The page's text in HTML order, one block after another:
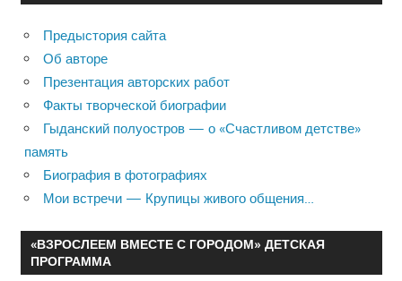
Предыстория сайта
Об авторе
Презентация авторских работ
Факты творческой биографии
Гыданский полуостров — о «Счастливом детстве»
память
Биография в фотографиях
Мои встречи — Крупицы живого общения…
«ВЗРОСЛЕЕМ ВМЕСТЕ С ГОРОДОМ» ДЕТСКАЯ
ПРОГРАММА